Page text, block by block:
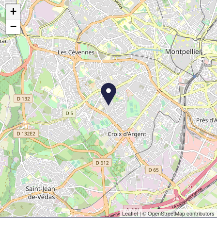
+
−
Leaflet| © OpenStreetMap contributors